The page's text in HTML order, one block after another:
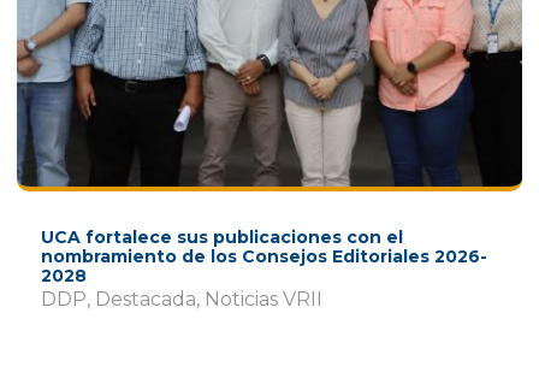
UCA fortalece sus publicaciones con el
nombramiento de los Consejos Editoriales 2026-
2028
DDP, Destacada, Noticias VRII